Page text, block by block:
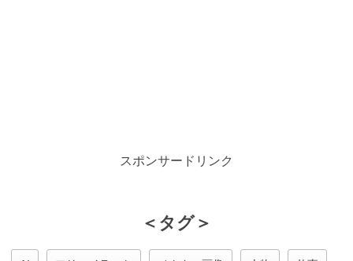
スポンサードリンク
＜タグ＞